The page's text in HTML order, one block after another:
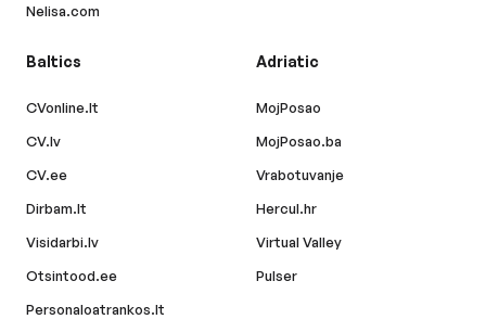
Nelisa.com
Baltics
CVonline.lt
CV.lv
CV.ee
Dirbam.lt
Visidarbi.lv
Otsintood.ee
Personaloatrankos.lt
Adriatic
MojPosao
MojPosao.ba
Vrabotuvanje
Hercul.hr
Virtual Valley
Pulser